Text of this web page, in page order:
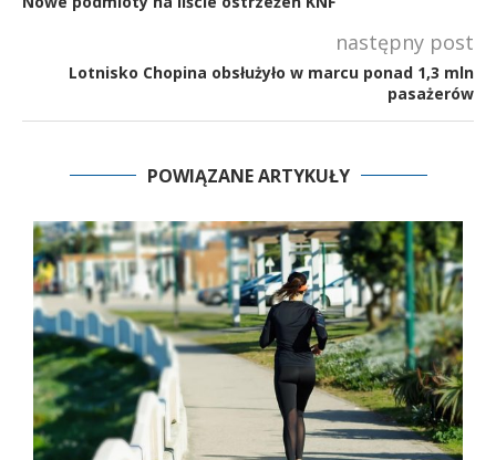
następny post
Lotnisko Chopina obsłużyło w marcu ponad 1,3 mln
pasażerów
POWIĄZANE ARTYKUŁY